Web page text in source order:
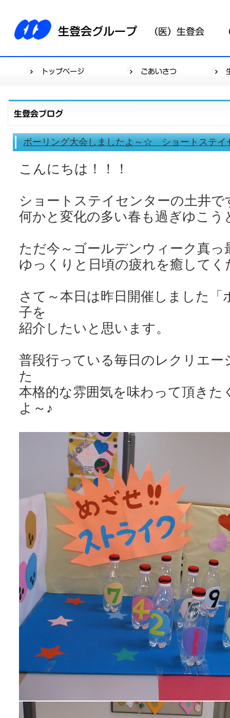
ボーリング大会しましたよ～☆ ショートステイ
こんにちは！！！
ショートステイセンターの土井で
何かと変化の多い春も過ぎゆこう
ただ今～ゴールデンウィーク真っ
ゆっくりと日頃の疲れを癒して
さて～本日は昨日開催しました「
子を
紹介したいと思います。
普段行っている毎日のレクリエー
た
本格的な雰囲気を味わって頂きた
よ～♪